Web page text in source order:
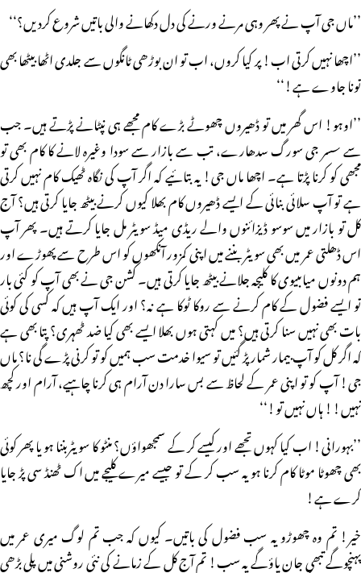
’’ماں جی آپ نے پھر وہی مرنے ورنے کی دل دکھانے والی باتیں شروع کردیں؟‘‘
’’اچھا نہیں کرتی اب! پر کیا کروں، اب تو ان بوڑھی ٹانگوں سے جلدی اٹھا بیٹھا بھی
تونا جاوے ہے!‘‘
’’اوہو! اس گھر میں تو ڈھیروں چھوٹے بڑے کام مجھے ہی نپٹانے پڑتے ہیں۔ جب
سے سسر جی سورگ سدھارے، تب سے بازار سے سودا وغیرہ لانے کا کام بھی تو
مجھی کو کرنا پڑتا ہے۔ اچھا ماں جی! یہ بتائیے کہ اگر آپ کی نگاہ ٹھیک کام نہیں کرتی
ہے تو آپ سلائی بنائی کے ایسے ڈھیروں کام بھلا کیوں کرنے بیٹھ جایا کرتی ہیں؟ آج
کل تو بازار میں سوسو ڈیزائنوں والے ریڈی میڈ سویٹر مل جایا کرتے ہیں۔ پھر آپ
اس ڈھلتی عمر میں بھی سویٹر بننے میں اپنی کمزور آنکھوں کو اس طرح سے پھوڑے اور
ہم دونوں میاںبیوی کا کلیجہ جلانے بیٹھ جایا کرتی ہیں۔ کشن جی نے بھی آپ کو کئی بار
تو ایسے فضول کے کام کرنے سے روکا ٹوکا ہے نہ؟ اور ایک آپ ہیں کہ کسی کی کوئی
بات بھی نہیں سنا کرتی ہیں؟ میں کہتی ہوں بھلا ایسے بھی کیا ضد ٹھہری؟ پتا بھی ہے
کہ اگر کل کو آپ بیمار شمار پڑ گئیں تو سیوا خدمت سب ہمیں کو تو کرنی پڑے گی نا؟ ماں
جی! آپ کو تو اپنی عمر کے لحاظ سے بس سارا دن آرام ہی کرنا چاہیے، آرام اور کچھ
نہیں!! ہاں نہیں تو!‘‘
’’بہورانی! اب کیا کہوں تجھے اور کیسے کر کے سمجھواؤں؟ منٹو کا سویٹربننا ہو یا پھر کوئی
بھی چھوٹا موٹا کام کرنا ہو یہ سب کر کے تو جیسے میرے کلیجے میں اک ٹھنڈ سی پڑ جایا
کرے ہے!
خیر! تم وہ چھوڑو یہ سب فضول کی باتیں۔ کیوں کہ جب تم لوگ میری عمر میں
پہنچوگے تبھی جان پاؤگے یہ سب! تم آج کل کے زمانے کی نئی روشنی میں پلی بڑھی